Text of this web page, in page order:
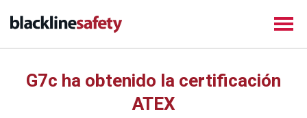
G7c ha obtenido la certificación
ATEX